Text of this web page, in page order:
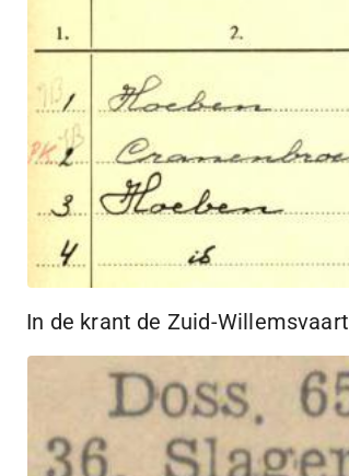
In de krant de Zuid-Willemsvaart